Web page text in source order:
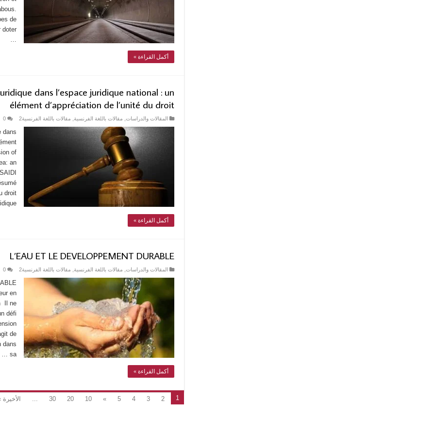
de
doter
أكمل القراءة »
dans l’espace juridique national : un
élément d’appréciation de l’unité du droit
المقالات والدراسات مقالات باللغة الفرنسية مقالات باللغة الفرنسية2 0
dans
of
an
droit
…
أكمل القراءة »
L’EAU ET LE DEVELOPPEMENT DURABLE
المقالات والدراسات مقالات باللغة الفرنسية مقالات باللغة الفرنسية2 0
en
Il ne
défi
de
dans
sa …
أكمل القراءة »
1
2
3
4
5
»
10
20
30 الأخيرة